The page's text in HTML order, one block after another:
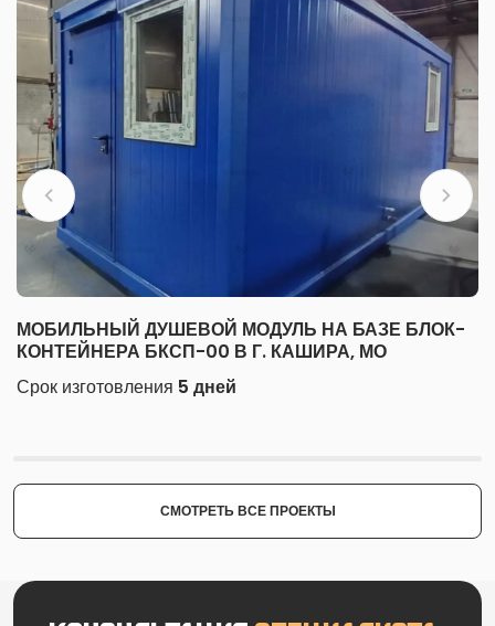
МОБИЛЬНЫЙ ДУШЕВОЙ МОДУЛЬ НА БАЗЕ БЛОК-
КОНТЕЙНЕРА БКСП-00 В Г. КАШИРА, МО
Срок изготовления 5 дней
СМОТРЕТЬ ВСЕ ПРОЕКТЫ